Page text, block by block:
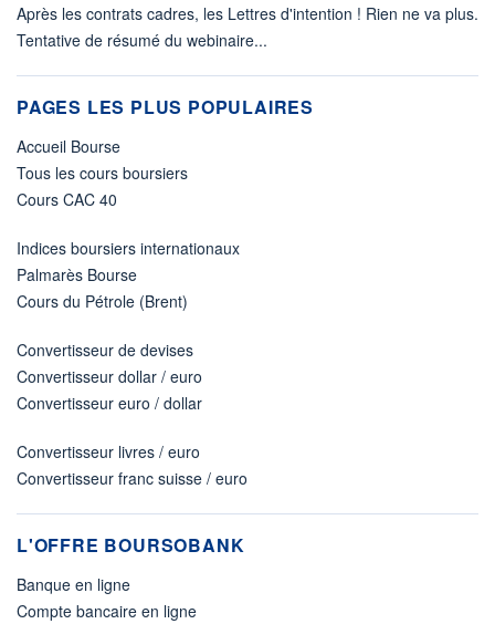
Après les contrats cadres, les Lettres d'intention ! Rien ne va plus.
Tentative de résumé du webinaire...
PAGES LES PLUS POPULAIRES
Accueil Bourse
Tous les cours boursiers
Cours CAC 40
Indices boursiers internationaux
Palmarès Bourse
Cours du Pétrole (Brent)
Convertisseur de devises
Convertisseur dollar / euro
Convertisseur euro / dollar
Convertisseur livres / euro
Convertisseur franc suisse / euro
L'OFFRE BOURSOBANK
Banque en ligne
Compte bancaire en ligne